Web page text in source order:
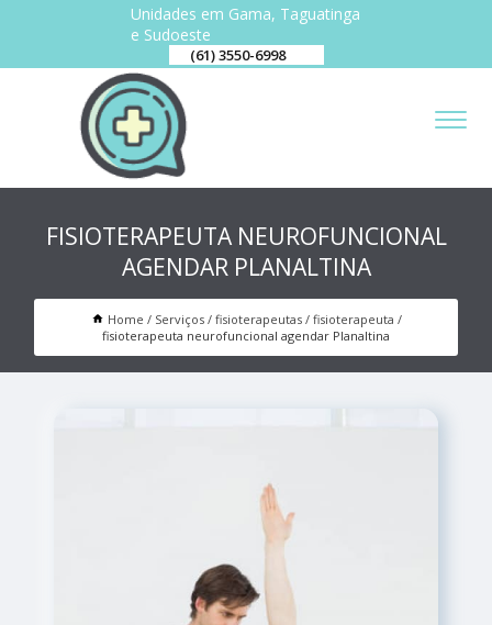
Unidades em Gama, Taguatinga
e Sudoeste
(61) 3550-6998
FISIOTERAPEUTA NEUROFUNCIONAL
AGENDAR PLANALTINA
Home Serviços fisioterapeutas
fisioterapeuta
fisioterapeuta neurofuncional agendar Planaltina